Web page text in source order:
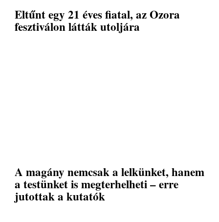
Eltűnt egy 21 éves fiatal, az Ozora
fesztiválon látták utoljára
A magány nemcsak a lelkünket, hanem
a testünket is megterhelheti – erre
jutottak a kutatók